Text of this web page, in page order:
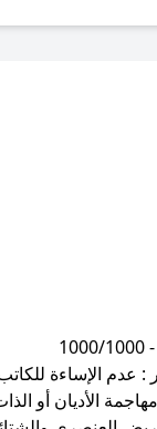
للكاتب أو
أو الذات الإلهية ،